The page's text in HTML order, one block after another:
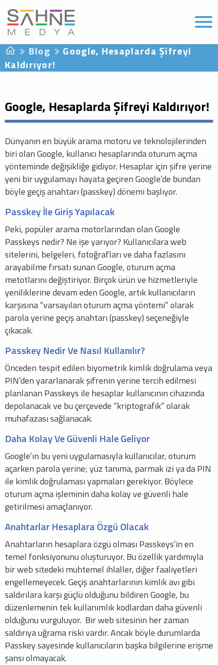
Blog
Google, Hesaplarda Şifreyi
Kaldırıyor!
Google, Hesaplarda Şifreyi Kaldırıyor!
Dünyanın en büyük arama motoru ve teknolojilerinden
biri olan Google, kullanıcı hesaplarında oturum açma
yönteminde değişikliğe gidiyor. Hesaplar için şifre yerine
yeni bir uygulamayı hayata geçiren Google’de bundan
böyle geçiş anahtarı (passkey) dönemi başlıyor.
Passkey İle Giriş Yapılacak
Peki, popüler arama motorlarından olan Google
Passkeys nedir? Ne işe yarıyor? Kullanıcılara web
sitelerini, belgeleri, fotoğrafları ve daha fazlasını
arayabilme fırsatı sunan Google, oturum açma
metotlarını değiştiriyor. Birçok ürün ve hizmetleriyle
yeniliklerine devam eden Google, artık kullanıcıların
karşısına “varsayılan oturum açma yöntemi” olarak
parola yerine geçiş anahtarı (passkey) seçeneğiyle
çıkacak.
Passkey Nedir Ve Nasıl Kullanılır?
Önceden tespit edilen biyometrik kimlik doğrulama veya
PIN’den yararlanarak şifrenin yerine tercih edilmesi
planlanan Passkeys ile hesaplar kullanıcının cihazında
depolanacak ve bu çerçevede “kriptografik” olarak
muhafazası sağlanacak.
Daha Kolay Ve Güvenli Hale Geliyor
Google’ın bu yeni uygulamasıyla kullanıcılar, oturum
açarken parola yerine; yüz tanıma, parmak izi ya da PIN
ile kimlik doğrulaması yapmaları gerekiyor. Böylece
oturum açma işleminin daha kolay ve güvenli hale
getirilmesi amaçlanıyor.
Anahtarlar Hesaplara Özgü Olacak
Anahtarların hesaplara özgü olması Passkeys’in en
temel fonksiyonunu oluşturuyor. Bu özellik yardımıyla
bir web sitedeki muhtemel ihlaller, diğer faaliyetleri
engellemeyecek. Geçiş anahtarlarının kimlik avı gibi
saldırılara karşı güçlü olduğunu bildiren Google, bu
düzenlemenin tek kullanımlık kodlardan daha güvenli
olduğunu vurguluyor. Bir web sitesinin her zaman
saldırıya uğrama riski vardır. Ancak böyle durumlarda
Passkey sayesinde kullanıcıların başka bilgilerine erişme
şansı olmayacak.